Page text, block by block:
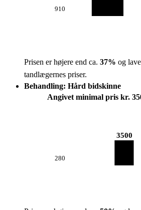
910
Prisen er højere end ca. 37% og
tandlægernes priser.
Behandling: Hård bidskinne
Angivet minimal pris kr.
280
3500